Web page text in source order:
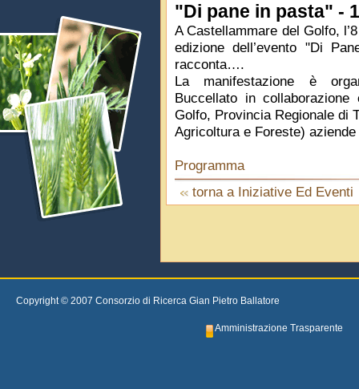
"Di pane in pasta" -
A Castellammare del Golfo,
edizione dell’evento "Di
racconta….
La manifestazione è
Buccellato in
Golfo, Provincia Regionale di
Agricoltura e Foreste)
Programma
torna a Iniziative Ed Eventi
Copyright © 2007 Consorzio di Ricerca Gian Pietro Ballatore
Amministrazione Trasparente